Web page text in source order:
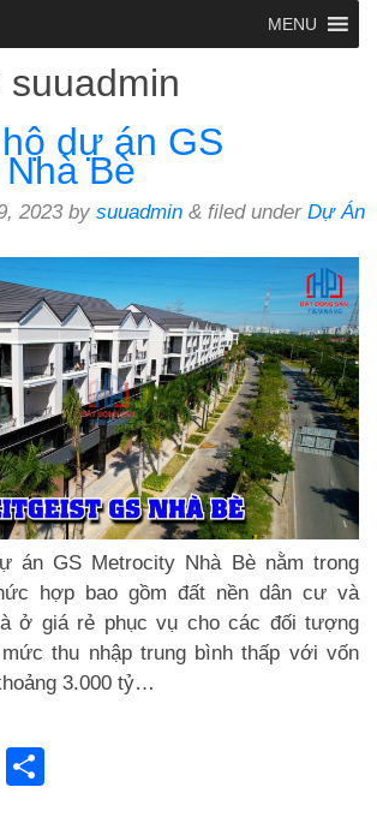
MENU
suuadmin
dự án GS
Bè
2023by suuadmin & filed under Dự Án
án GS Metrocity Nhà Bè nằm trong
hợp bao gồm đất nền dân cư và
ở giá rẻ phục vụ cho các đối tượng
thu nhập trung bình thấp với vốn
3.000 tỷ…
Email